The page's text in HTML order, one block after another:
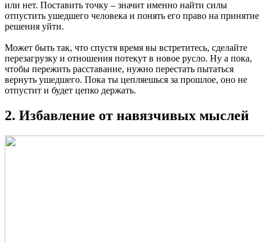
или нет. Поставить точку – значит именно найти силы
отпустить ушедшего человека и понять его право на принятие
решения уйти.
Может быть так, что спустя время вы встретитесь, сделайте
перезагрузку и отношения потекут в новое русло. Ну а пока,
чтобы пережить расставание, нужно перестать пытаться
вернуть ушедшего. Пока ты цепляешься за прошлое, оно не
отпустит и будет цепко держать.
2. Избавление от навязчивых мыслей